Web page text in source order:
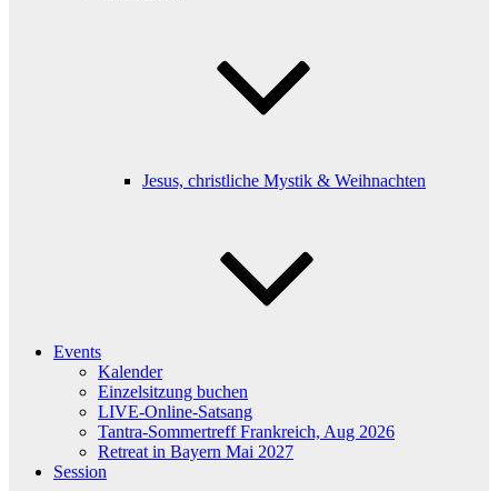
Jesus, christliche Mystik & Weihnachten
Events
Kalender
Einzelsitzung buchen
LIVE-Online-Satsang
Tantra-Sommertreff Frankreich, Aug 2026
Retreat in Bayern Mai 2027
Session